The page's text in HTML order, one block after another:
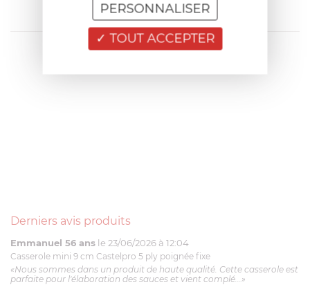
Derniers avis produits
Emmanuel 56 ans le 23/06/2026 à 12:04
Casserole mini 9 cm Castelpro 5 ply poignée fixe
«Nous sommes dans un produit de haute qualité. Cette casserole est
parfaite pour l'élaboration des sauces et vient complé...»
TOUT ACCEPTER
PERSONNALISER